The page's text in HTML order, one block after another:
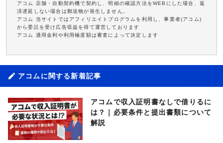
アコム 店舗・自動契約機で契約し、明細の確認方法をWEBにした場合、返
済遅延しない場合は郵送物が発生しません。
アコム 当サイトではアフィリエイトプログラムを利用し、事業者(アコム)
から委託を受け広告収益を得て運営しております
アコム 適用金利や利用極度額は審査によって決定します
アコムに関する新着記事
アコムで収入証明書なしで借りるに
は？｜必要条件と提出書類について
解説